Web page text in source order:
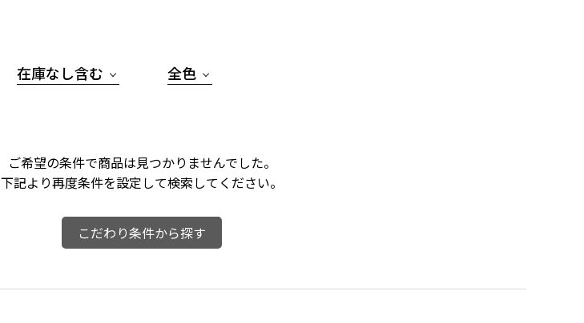
在庫なし含む 全色
ご希望の条件で商品は見つかりませんでした。
下記より再度条件を設定して検索してください。
こだわり条件から探す